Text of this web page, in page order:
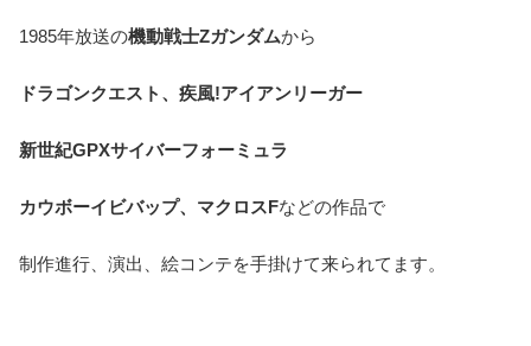
1985年放送の機動戦士Zガンダムから
ドラゴンクエスト、疾風!アイアンリーガー
新世紀GPXサイバーフォーミュラ
カウボーイビバップ、マクロスFなどの作品で
制作進行、演出、絵コンテを手掛けて来られてます。